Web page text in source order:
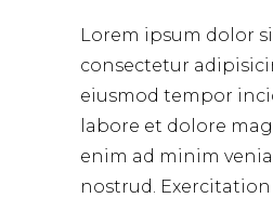
Lorem ipsum dolor
consectetur
eiusmod tempor
labore et dolore
enim ad minim
nostrud.